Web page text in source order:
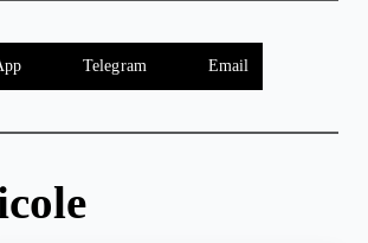
Telegram Email